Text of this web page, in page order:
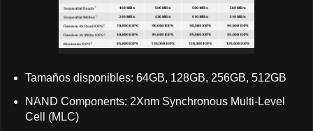
Tamaños disponibles: 64GB, 128GB, 256GB, 512GB
NAND Components: 2Xnm Synchronous Multi-Level
Cell (MLC)